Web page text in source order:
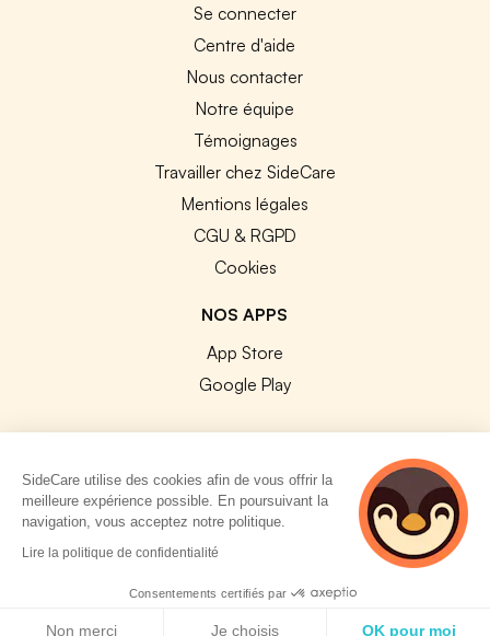
Se connecter
Centre d'aide
Nous contacter
Notre équipe
Témoignages
Travailler chez SideCare
Mentions légales
CGU & RGPD
Cookies
NOS APPS
App Store
Google Play
© 2026 SideCare. Tous droits réservés.
SideCare utilise des cookies afin de vous offrir la
meilleure expérience possible. En poursuivant la
navigation, vous acceptez notre politique.
Lire la politique de confidentialité
Consentements certifiés par
Non merci Je choisis OK pour moi
2 personnes
consultent
actuellement cette